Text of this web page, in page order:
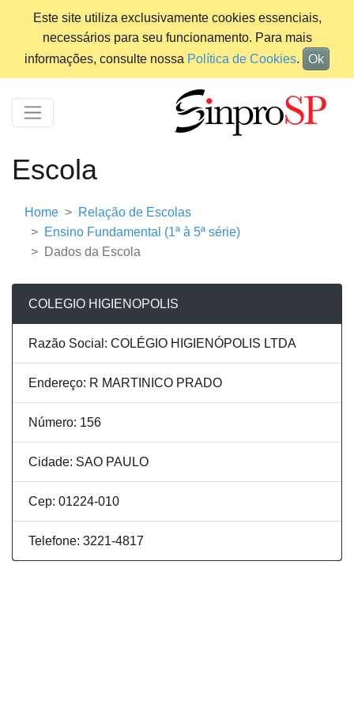
Este site utiliza exclusivamente cookies essenciais,
necessários para seu funcionamento. Para mais
informações, consulte nossa Política de Cookies. Ok
Escola
Home
Relação de Escolas
Ensino Fundamental (1ª à 5ª série)
Dados da Escola
COLEGIO HIGIENOPOLIS
Razão Social: COLÉGIO HIGIENÓPOLIS LTDA
Endereço: R MARTINICO PRADO
Número: 156
Cidade: SAO PAULO
Cep: 01224-010
Telefone: 3221-4817